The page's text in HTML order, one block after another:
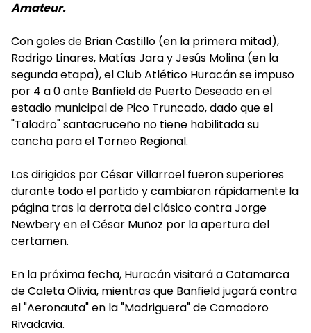
Amateur.
Con goles de Brian Castillo (en la primera mitad),
Rodrigo Linares, Matías Jara y Jesús Molina (en la
segunda etapa), el Club Atlético Huracán se impuso
por 4 a 0 ante Banfield de Puerto Deseado en el
estadio municipal de Pico Truncado, dado que el
"Taladro" santacruceño no tiene habilitada su
cancha para el Torneo Regional.
Los dirigidos por César Villarroel fueron superiores
durante todo el partido y cambiaron rápidamente la
página tras la derrota del clásico contra Jorge
Newbery en el César Muñoz por la apertura del
certamen.
En la próxima fecha, Huracán visitará a Catamarca
de Caleta Olivia, mientras que Banfield jugará contra
el "Aeronauta" en la "Madriguera" de Comodoro
Rivadavia.